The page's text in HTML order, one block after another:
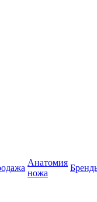
Анатомия
ножа